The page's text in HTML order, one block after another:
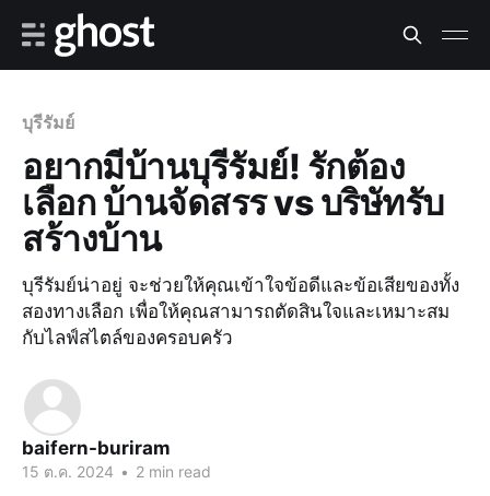
บุรีรัมย์
อยากมีบ้านบุรีรัมย์! รักต้อง
เลือก บ้านจัดสรร vs บริษัทรับ
สร้างบ้าน
บุรีรัมย์น่าอยู่ จะช่วยให้คุณเข้าใจข้อดีและข้อเสียของทั้ง
สองทางเลือก เพื่อให้คุณสามารถตัดสินใจและเหมาะสม
กับไลฟ์สไตล์ของครอบครัว
baifern-buriram
15 ต.ค. 2024 • 2 min read